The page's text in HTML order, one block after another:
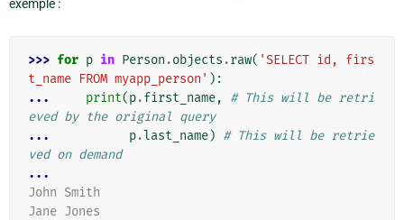
exemple :
>>> for p in Person .objects .raw( 'SELECT id, firs
t_name FROM myapp_person' ):
...
print(p.first_name,
# This will be retri
eved by the original query
...
p.last_name) # This will be retrie
ved on demand
...
John Smith
Jane Jones